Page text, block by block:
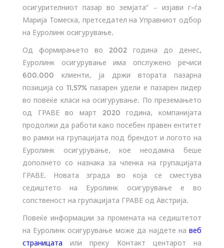
осигурителниот пазар во земјата“ – изјави г-ѓа
Марија Томеска, претседател на Управниот одбор
на Еуролинк осигурување.
Од формирањето во 2002 година до денес,
Еуролинк осигурување има опслужено речиси
600.000 клиенти, ја држи втората пазарна
позиција со 11,57% пазарен удели е пазарен лидер
во повеќе класи на осигурување. По преземањето
од ГРАВЕ во март 2020 година, компанијата
продолжи да работи како посебен правен ентитет
во рамки на групацијата под брендот и логото на
Еуролинк осигурување, кое неодамна беше
дополнето со назнака за членка на групацијата
ГРАВЕ. Новата зграда во која се сместува
седиштето на Еуролинк осигурување е во
сопственост на групацијата ГРАВЕ од Австрија.
Повеќе информации за промената на седиштетот
на Еуролинк осигурување може да најдете навеб
страницата или преку Контакт центарот на